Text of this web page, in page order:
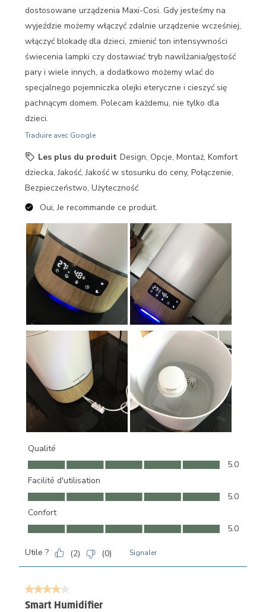
dostosowane urządzenia Maxi-Cosi. Gdy jesteśmy na
wyjeździe możemy włączyć zdalnie urządzenie wcześniej,
włączyć blokadę dla dzieci, zmienić ton intensywności
świecenia lampki czy dostawiać tryb nawilżania/gęstość
pary i wiele innych, a dodatkowo możemy wlać do
specjalnego pojemniczka olejki eteryczne i cieszyć się
pachnącym domem. Polecam każdemu, nie tylko dla
dzieci.
Traduire avec Google
Les plus du produit Design, Opcje, Montaż, Komfort
dziecka, Jakość, Jakość w stosunku do ceny, Połączenie,
Bezpieczeństwo, Użyteczność
Oui, Je recommande ce produit.
Qualité
Qualité, 5.0 sur 5
5.0
Facilité d'utilisation
Facilité d'utilisation, 5.0 sur 5
5.0
Confort
Confort, 5.0 sur 5
5.0
Utile ? (2) (0) Signaler
4 sur 5 étoiles.
Smart Humidifier